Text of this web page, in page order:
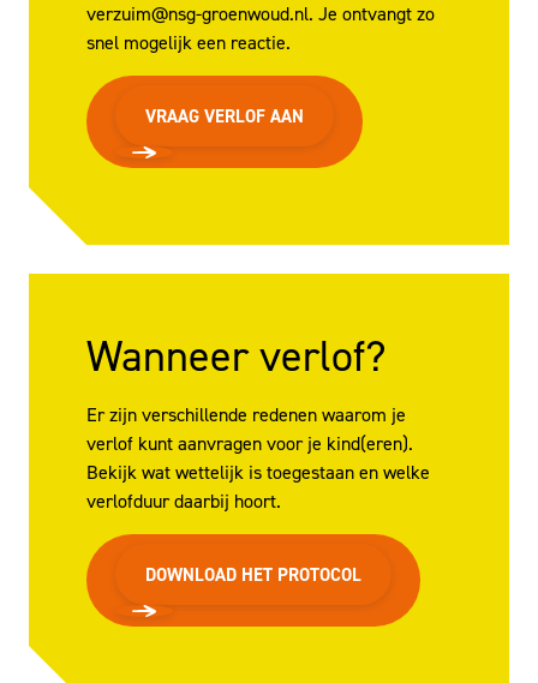
verzuim@nsg-groenwoud.nl. Je ontvangt zo
snel mogelijk een reactie.
VRAAG VERLOF AAN
Wanneer verlof?
Er zijn verschillende redenen waarom je
verlof kunt aanvragen voor je kind(eren).
Bekijk wat wettelijk is toegestaan en welke
verlofduur daarbij hoort.
DOWNLOAD HET PROTOCOL